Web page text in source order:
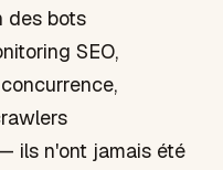
des bots
SEO,
ils n'ont jamais été